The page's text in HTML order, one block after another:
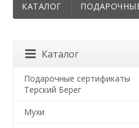
КАТАЛОГ
Каталог
Подарочные сертификаты
Терский Берег
Мухи